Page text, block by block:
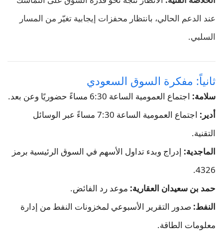
عند الدعم الحالي، بانتظار محفزات إيجابية تغيّر من المسار
السلبي.
ثانياً: مفكرة السوق السعودي
سلامة: اجتماع العمومية الساعة 6:30 مساءً حضوريًا وعن بعد.
أدير:
اجتماع العمومية الساعة 7:30 مساءً عبر الوسائل
التقنية.
الماجدية: إدراج وبدء تداول الأسهم في السوق الرئيسية برمز
4326.
حمد بن سعيدان العقارية: موعد رد الفائض.
النفط: صدور التقرير الأسبوعي لمخزونات النفط من إدارة
معلومات الطاقة.